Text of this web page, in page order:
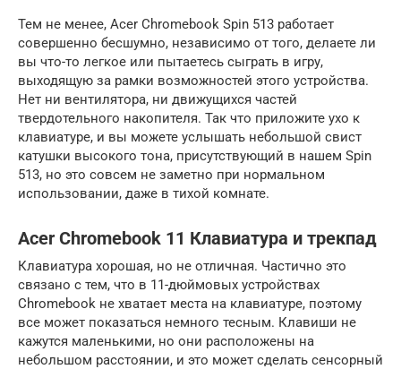
Тем не менее, Acer Chromebook Spin 513 работает
совершенно бесшумно, независимо от того, делаете ли
вы что-то легкое или пытаетесь сыграть в игру,
выходящую за рамки возможностей этого устройства.
Нет ни вентилятора, ни движущихся частей
твердотельного накопителя. Так что приложите ухо к
клавиатуре, и вы можете услышать небольшой свист
катушки высокого тона, присутствующий в нашем Spin
513, но это совсем не заметно при нормальном
использовании, даже в тихой комнате.
Acer Chromebook 11 Клавиатура и трекпад
Клавиатура хорошая, но не отличная. Частично это
связано с тем, что в 11-дюймовых устройствах
Chromebook не хватает места на клавиатуре, поэтому
все может показаться немного тесным. Клавиши не
кажутся маленькими, но они расположены на
небольшом расстоянии, и это может сделать сенсорный